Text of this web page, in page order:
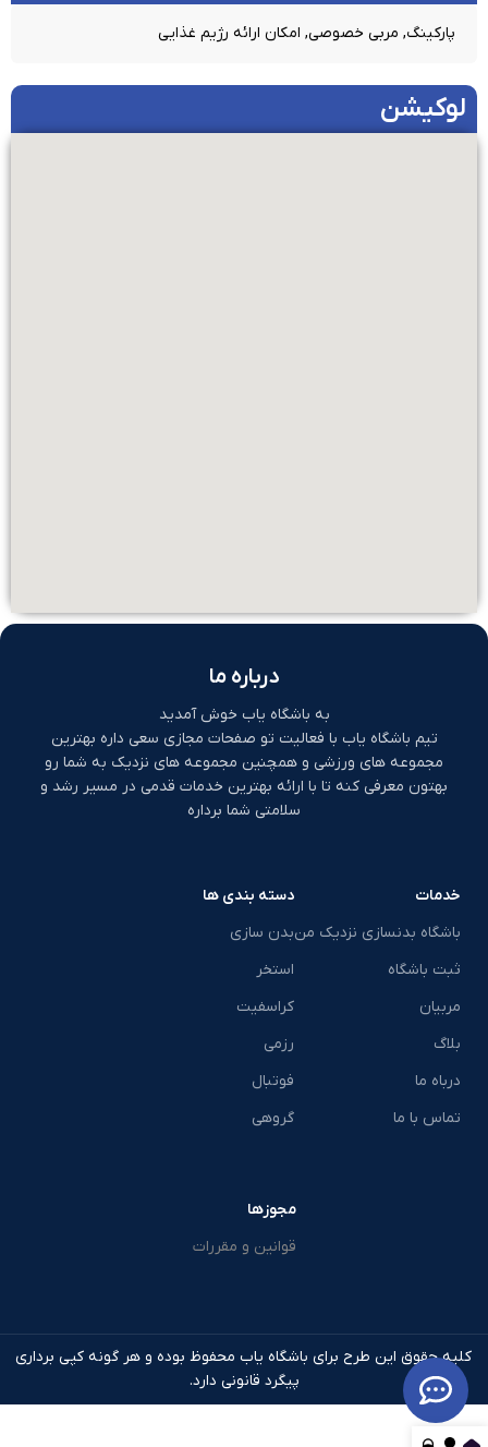
پارکینگ, مربی خصوصی, امکان ارائه رژیم غذایی
لوکیشن
درباره ما
به باشگاه یاب خوش آمدید
تیم باشگاه یاب با فعالیت تو صفحات مجازی سعی داره بهترین
مجموعه های ورزشی و همچنین مجموعه های نزدیک به شما رو
بهتون معرفی کنه تا با ارائه بهترین خدمات قدمی در مسیر رشد و
سلامتی شما برداره
خدمات
باشگاه بدنسازی نزدیک من
ثبت باشگاه
مربیان
بلاگ
درباه ما
تماس با ما
دسته بندی ها
بدن سازی
استخر
کراسفیت
رزمی
فوتبال
گروهی
مجوزها
قوانین و مقررات
کلیه حقوق این طرح برای باشگاه یاب محفوظ بوده و هر گونه کپی برداری
پیگرد قانونی دارد.